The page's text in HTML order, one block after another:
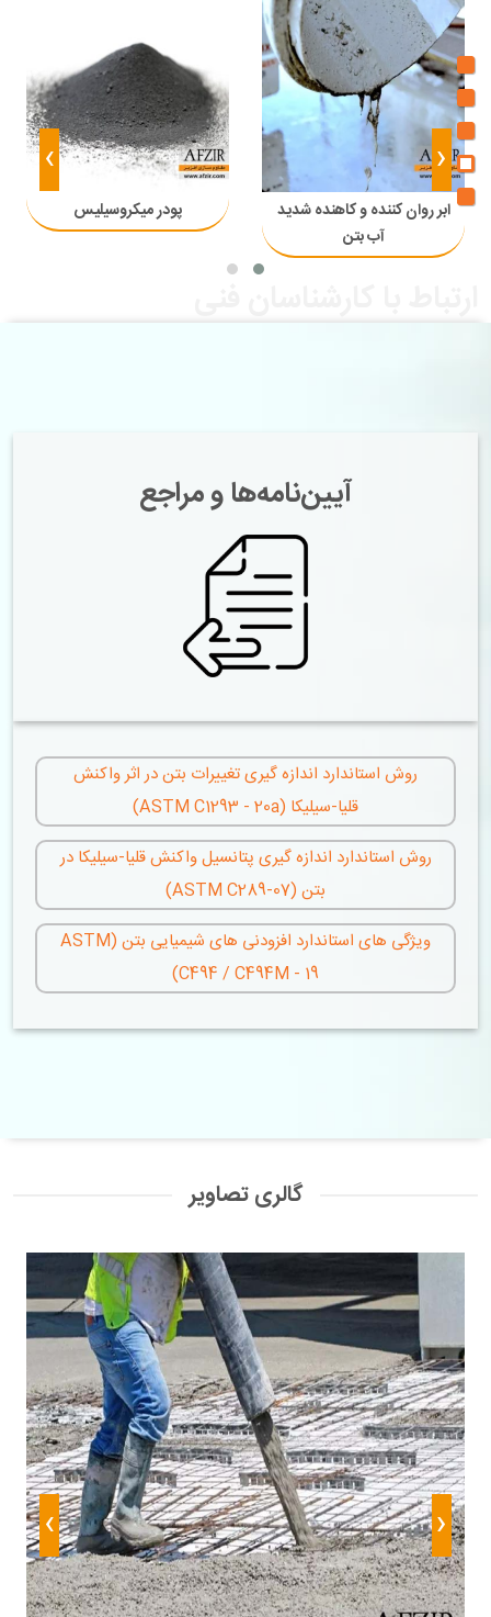
ابر روان کننده و کاهنده شدید
آب بتن
پودر میکروسیلیس
‹
›
آیین‌نامه‌ها و مراجع
روش استاندارد اندازه گیری تغییرات بتن در اثر واکنش
قلیا-سیلیکا (ASTM C1293 - 20a)
روش استاندارد اندازه گیری پتانسیل واکنش قلیا-سیلیکا در
بتن (ASTM C289-07)
ویژگی های استاندارد افزودنی های شیمیایی بتن (ASTM
C494 / C494M - 19)
گالری تصاویر
‹
›